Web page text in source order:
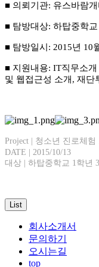
■ 의뢰기관: 유스바람개
■ 탐방대상: 하탑중학교
■ 탐방일시: 2015년 10
■ 지원내용: IT직무소
및 웹접근성 소개, 재단
Project | 청소년 진로체
DATE | 2015/10/13
대상 | 하탑중학교 1학년
List
회사소개서
문의하기
오시는길
top